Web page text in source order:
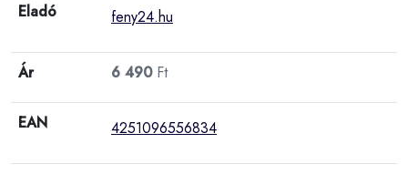
Eladó feny24.hu
Ár 6 490Ft
EAN 4251096556834